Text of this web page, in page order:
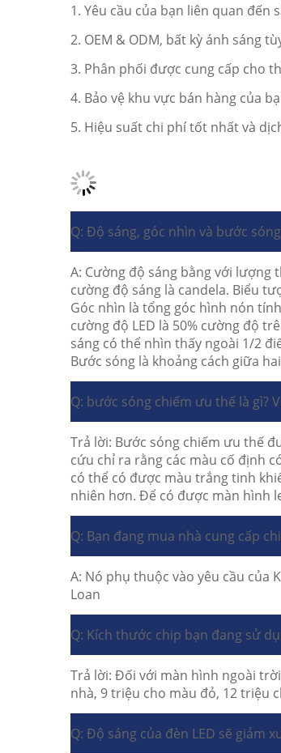
1. Yêu cầu của bạn liên quan đến
2. OEM & ODM, bất kỳ ánh sáng
3. Phân phối được cung cấp cho
4. Bảo vệ khu vực bán hàng của
5. Hiệu suất chi phí tốt nhất và
Q: Độ sáng, góc nhìn và bước
A: Cường độ sáng bằng với
cường độ sáng là candela. Biểu
Góc nhìn là tổng góc hình nón
cường độ LED là 50% cường độ
sáng có thể nhìn thấy ngoài 1/2
Bước sóng là khoảng cách giữa
Q: bước sóng chiếm ưu thế là gì?
Trả lời: Bước sóng chiếm ưu thế
cứu chỉ ra rằng các màu cố định
có thể có được màu trắng tinh
nhiên hơn. Để có được màn hình
Q: Bạn đang mua nhà cung cấp
A: Nó phụ thuộc vào yêu cầu của
Loan
Q: Kích thước chip bạn đang sử
Trả lời: Đối với màn hình ngoài
nhà, 9 triệu cho màu đỏ, 12 triệu
Q: Độ sáng của đèn LED sẽ giảm